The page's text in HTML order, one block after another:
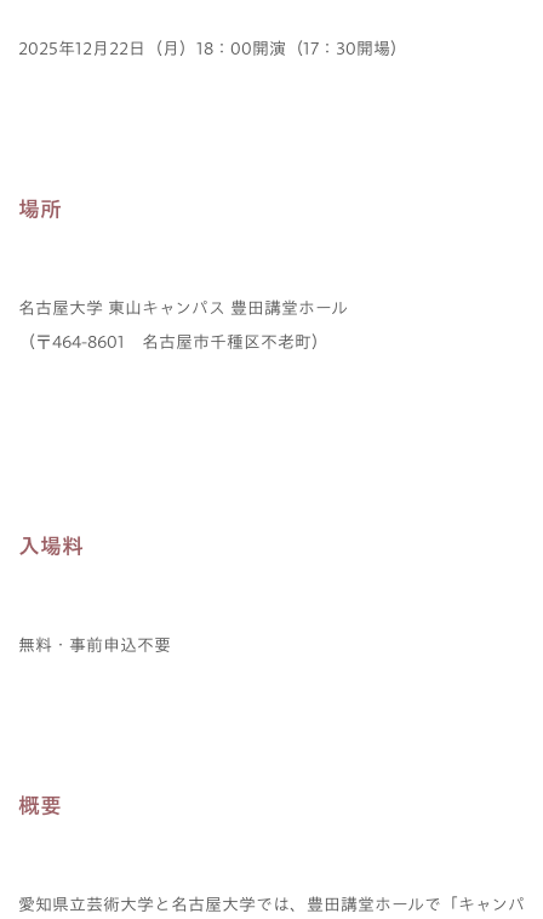
2025年12月22日（月）18：00開演（17：30開場）
場所
名古屋大学 東山キャンパス 豊田講堂ホール
（〒464-8601 名古屋市千種区不老町）
入場料
無料・事前申込不要
概要
愛知県立芸術大学と名古屋大学では、豊田講堂ホールで「キャンパ